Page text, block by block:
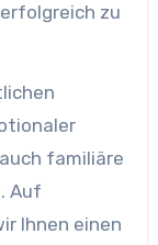
zu
familiäre
Auf
Ihnen einen